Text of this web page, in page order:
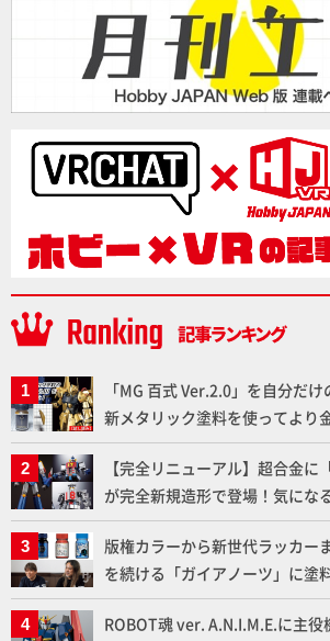
「MG 百式 Ver.2.0」を自分だ
新メタリック塗料を使ってより
りに!!【試し読み】
【完全リニューアル】超合金に
が完全新規造形で登場！気にな
下ろしでご紹介!!さらに「大鉄
ト」セット情報もお届け！【超
版権カラーから新世代ラッカー
を続ける「ガイアノーツ」に塗
ー塗料の未来についてインタビ
ROBOT魂 ver. A.N.I.M.E.に主